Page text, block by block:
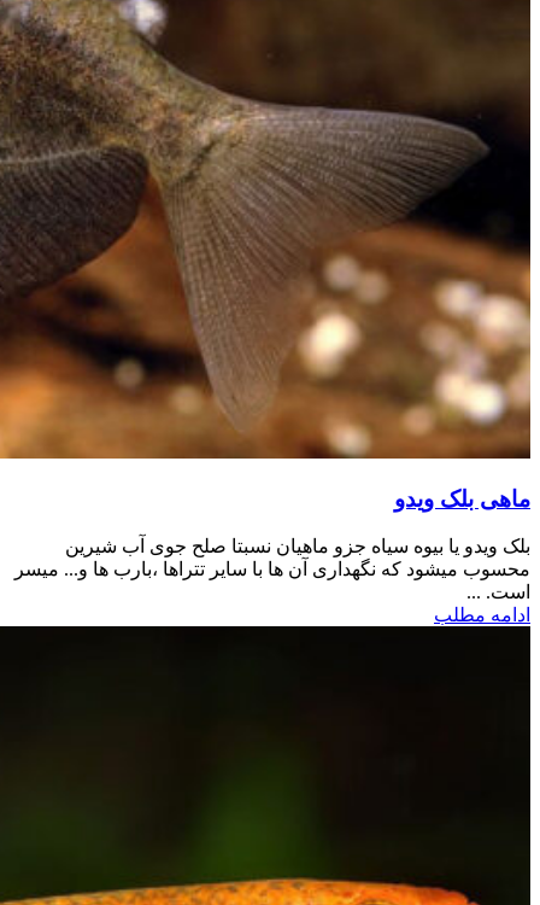
ماهی بلک ویدو
بلک ویدو یا بیوه سیاه جزو ماهیان نسبتا صلح جوی آب شیرین
محسوب میشود که نگهداری آن ها با سایر تتراها ،بارب ها و... میسر
است. ...
ادامه مطلب